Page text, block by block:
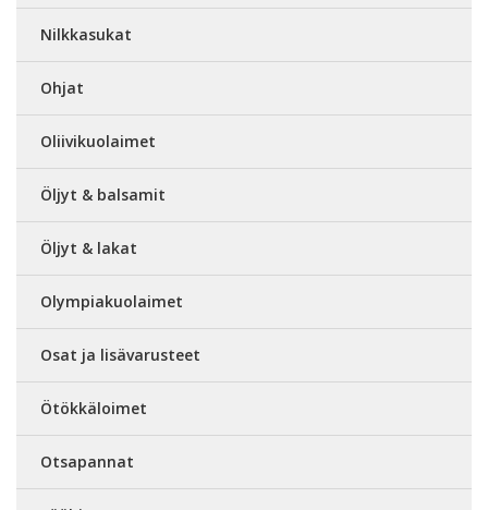
Nilkkasukat
Ohjat
Oliivikuolaimet
Öljyt & balsamit
Öljyt & lakat
Olympiakuolaimet
Osat ja lisävarusteet
Ötökkäloimet
Otsapannat